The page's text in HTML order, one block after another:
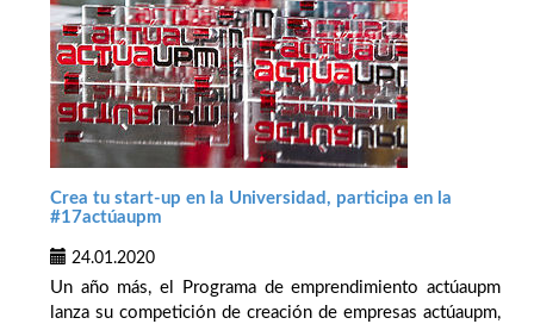
Crea tu start-up en la Universidad, participa en la
#17actúaupm
24.01.2020
Un año más, el Programa de emprendimiento actúaupm
lanza su competición de creación de empresas actúaupm,